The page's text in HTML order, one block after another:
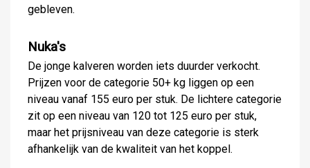
gebleven.
Nuka's
De jonge kalveren worden iets duurder verkocht.
Prijzen voor de categorie 50+ kg liggen op een
niveau vanaf 155 euro per stuk. De lichtere categorie
zit op een niveau van 120 tot 125 euro per stuk,
maar het prijsniveau van deze categorie is sterk
afhankelijk van de kwaliteit van het koppel.